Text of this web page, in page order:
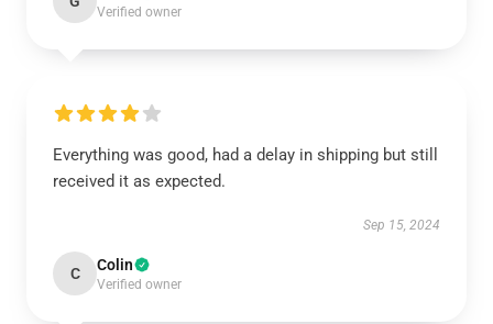
Verified owner
Everything was good, had a delay in shipping but still
received it as expected.
Sep 15, 2024
C Colin
Verified owner